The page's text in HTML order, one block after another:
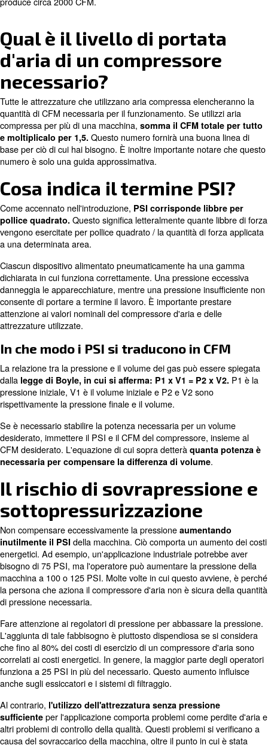
compressore di eseguire un'attività in un minuto di
funzionamento. Per contestualizzarlo,
sistemi HVAC necessitano in genere di 200 CFM.
utensili pneumatici richiedono 2 CFM per portare a
Vale anche la pena ricordare che CFM è direttamente
potenza di un compressore d'aria. Per esemprio, una
cavalli genera circa 150 CFM, mentre una macchina da
produce circa 2000 CFM.
Qual è il livello di
d'aria di un
necessario?
Tutte le attrezzature che utilizzano aria compressa
quantità di CFM necessaria per il funzionamento. Se
compressa per più di una macchina,somma il CFM
e moltiplicalo per 1,5.Questo numero fornirà una
numero è solo una guida approssimativa.
Cosa indica il termine
Come accennato nell'introduzione,PSI corrisponde
pollice quadrato.Questo significa letteralmente
vengono esercitate per pollice quadrato / la quantità di
a una determinata area.
Ciascun dispositivo alimentato pneumaticamente ha
dichiarata in cui funziona correttamente. Una pressione
danneggia le apparecchiature, mentre una pressione
consente di portare a termine il lavoro. È importante
attenzione ai valori nominali del compressore d'aria e
attrezzature utilizzate.
In che modo i PSI si traducono in
La relazione tra la pressione e il volume dei gas può
dallalegge di Boyle, in cui si afferma: P1 x V1 = P2
pressione iniziale, V1 è il volume iniziale e P2 e V2 sono
rispettivamente la pressione finale e il volume.
Se è necessario stabilire la potenza necessaria per un
CFM desiderato. L'equazione di cui sopra detterà
necessaria per compensare la differenza di volume .